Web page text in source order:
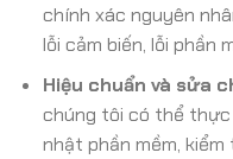
chính xác nguyên
lỗi cảm biến, lỗi phần
Hiệu chuẩn và sửa
chúng tôi có thể thực
nhật phần mềm,